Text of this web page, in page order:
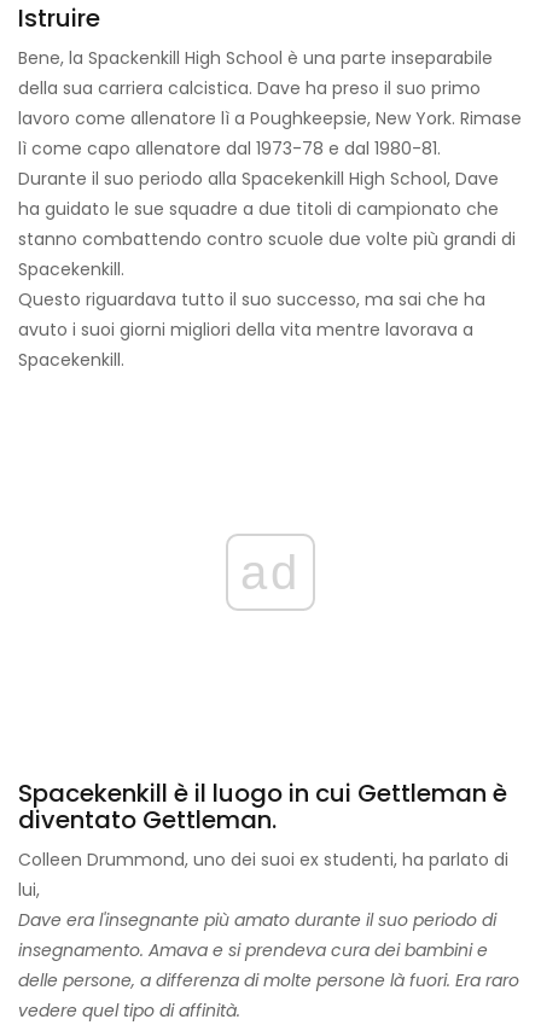
Istruire
Bene, la Spackenkill High School è una parte inseparabile
della sua carriera calcistica. Dave ha preso il suo primo
lavoro come allenatore lì a Poughkeepsie, New York. Rimase
lì come capo allenatore dal 1973-78 e dal 1980-81.
Durante il suo periodo alla Spacekenkill High School, Dave
ha guidato le sue squadre a due titoli di campionato che
stanno combattendo contro scuole due volte più grandi di
Spacekenkill.
Questo riguardava tutto il suo successo, ma sai che ha
avuto i suoi giorni migliori della vita mentre lavorava a
Spacekenkill.
ad
Spacekenkill è il luogo in cui Gettleman è
diventato Gettleman.
Colleen Drummond, uno dei suoi ex studenti, ha parlato di
lui,
Dave era l'insegnante più amato durante il suo periodo di
insegnamento. Amava e si prendeva cura dei bambini e
delle persone, a differenza di molte persone là fuori. Era raro
vedere quel tipo di affinità.